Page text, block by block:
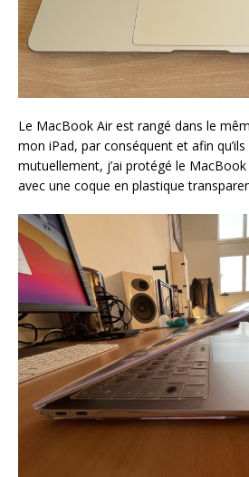
Le MacBook Air est rangé dans le
mon iPad, par conséquent et afin
mutuellement, j’ai protégé le MacBook
avec une coque en plastique